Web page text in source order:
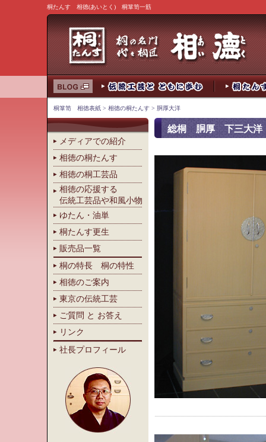
桐たんす 相徳(あいとく) 桐箪笥一筋
桐箪笥 相徳表紙 > 相徳の桐たんす > 胴厚大洋
メディアでの紹介
相徳の桐たんす
相徳の桐工芸品
相徳の応援する
伝統工芸品や和風小物
ゆたん・油単
桐たんす更生
販売品一覧
桐の特長 桐の特性
相徳のご案内
東京の伝統工芸
ご質問 と お答え
リンク
社長プロフィール
総桐 胴厚 下三大洋